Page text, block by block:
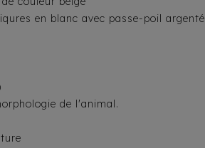
en blanc avec passe-poil argenté
de l'animal.